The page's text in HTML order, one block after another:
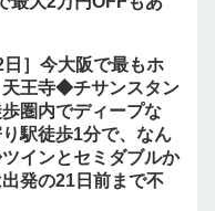
日］今大阪で最もホ
天王寺◆チサンスタン
圏内でディープな
駅徒歩1分で、なん
インとセミダブルか
発の21日前まで不